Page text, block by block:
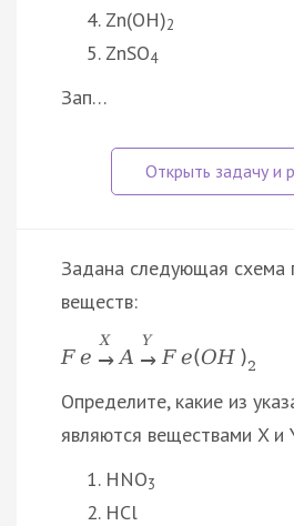
Zn(OH)2
ZnSO4
Зап…
Задана следующая схема
веществ:
Fe
X
→ A
Y
→ F e(OH )2
Определите, какие из
являются веществами X и
HNO3
HCl